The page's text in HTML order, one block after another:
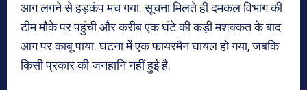
आग लगने से हड़कंप मच गया. सूचना मिलते ही दमकल विभाग की
टीम मौके पर पहुंची और करीब एक घंटे की कड़ी मशक्कत के बाद
आग पर काबू पाया. घटना में एक फायरमैन घायल हो गया, जबकि
किसी प्रकार की जनहानि नहीं हुई है.